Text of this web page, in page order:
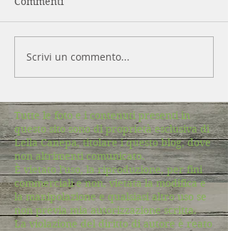
Scrivi un commento...
Tutte le foto e i contenuti presenti in
questo sito sono di proprietà esclusiva di
Lella Canepa, titolare i questo blog, dove
non altrimenti comunicato.
È vietato l'uso, la riproduzione, per fini
commerciali e non, vietata la modifica e
la manipolazione e qualsiasi altro uso se
non previa mia autorizzazione scritta.
La violazione del diritto di autore è reato